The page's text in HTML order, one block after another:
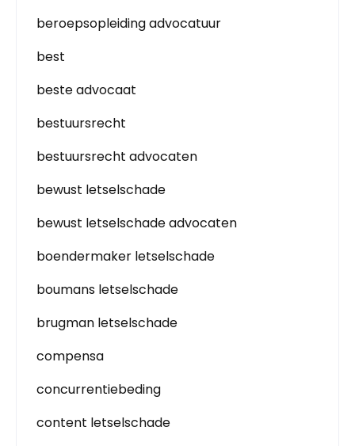
beroepsopleiding advocatuur
best
beste advocaat
bestuursrecht
bestuursrecht advocaten
bewust letselschade
bewust letselschade advocaten
boendermaker letselschade
boumans letselschade
brugman letselschade
compensa
concurrentiebeding
content letselschade